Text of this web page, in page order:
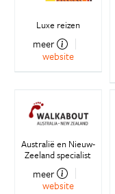
Luxe reizen
meer
website
Australië en Nieuw-
Zeeland specialist
meer
website